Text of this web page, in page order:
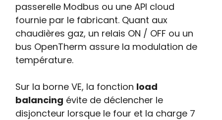
passerelle Modbus ou une API cloud
fournie par le fabricant. Quant aux
chaudières gaz, un relais ON / OFF ou un
bus OpenTherm assure la modulation de
température.
Sur la borne VE, la fonction load
balancing évite de déclencher le
disjoncteur lorsque le four et la charge 7